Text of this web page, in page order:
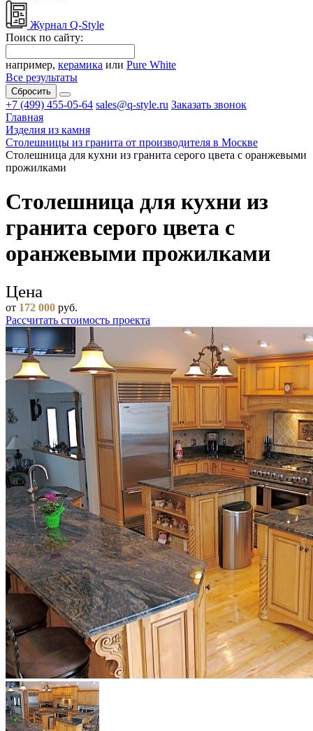
Журнал Q-Style
Поиск по сайту:
например, керамика или Pure White
Все результаты
Сбросить
+7 (499) 455-05-64 sales@q-style.ru Заказать звонок
Главная
Изделия из камня
Столешницы из гранита от производителя в Москве
Столешница для кухни из гранита серого цвета с оранжевыми
прожилками
Столешница для кухни из
гранита серого цвета с
оранжевыми прожилками
Цена
от 172 000 руб.
Рассчитать стоимость проекта